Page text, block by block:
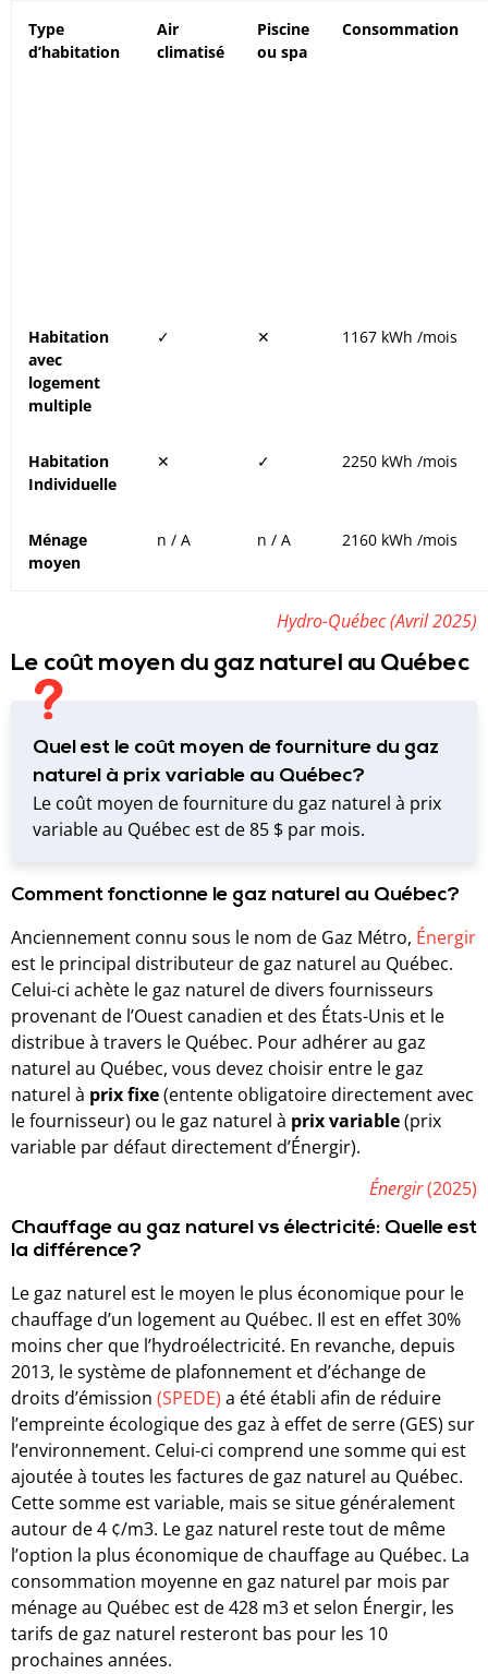
Type
d’habitation
Air
climatisé
Piscine
ou spa
Consommation
Habitation
avec
logement
multiple
✓ ✕ 1167 kWh /mois
Habitation
Individuelle
✕ ✓ 2250 kWh /mois
Ménage
moyen
n / A n / A 2160 kWh /mois
Hydro-Québec (Avril 2025)
Le coût moyen du gaz naturel au Québec
Quel est le coût moyen de fourniture du gaz
naturel à prix variable au Québec?
Le coût moyen de fourniture du gaz naturel à prix
variable au Québec est de 85 $ par mois.
Comment fonctionne le gaz naturel au Québec?
Anciennement connu sous le nom de Gaz Métro, Énergir
est le principal distributeur de gaz naturel au Québec.
Celui-ci achète le gaz naturel de divers fournisseurs
provenant de l’Ouest canadien et des États-Unis et le
distribue à travers le Québec. Pour adhérer au gaz
naturel au Québec, vous devez choisir entre le gaz
naturel à prix fixe(entente obligatoire directement avec
le fournisseur) ou le gaz naturel à prix variable(prix
variable par défaut directement d’Énergir).
Énergir(2025)
Chauffage au gaz naturel vs électricité: Quelle est
la différence?
Le gaz naturel est le moyen le plus économique pour le
chauffage d’un logement au Québec. Il est en effet 30%
moins cher que l’hydroélectricité. En revanche, depuis
2013, le système de plafonnement et d’échange de
droits d’émission (SPEDE) a été établi afin de réduire
l’empreinte écologique des gaz à effet de serre (GES) sur
l’environnement. Celui-ci comprend une somme qui est
ajoutée à toutes les factures de gaz naturel au Québec.
Cette somme est variable, mais se situe généralement
autour de 4 ¢/m3. Le gaz naturel reste tout de même
l’option la plus économique de chauffage au Québec. La
consommation moyenne en gaz naturel par mois par
ménage au Québec est de 428 m3 et selon Énergir, les
tarifs de gaz naturel resteront bas pour les 10
prochaines années.